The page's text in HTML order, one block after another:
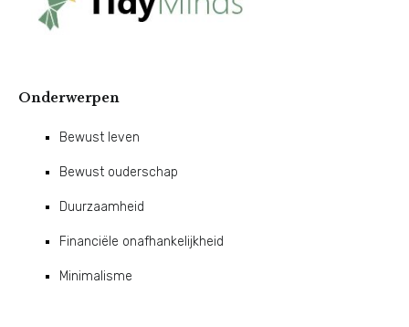
Onderwerpen
Bewust leven
Bewust ouderschap
Duurzaamheid
Financiële onafhankelijkheid
Minimalisme